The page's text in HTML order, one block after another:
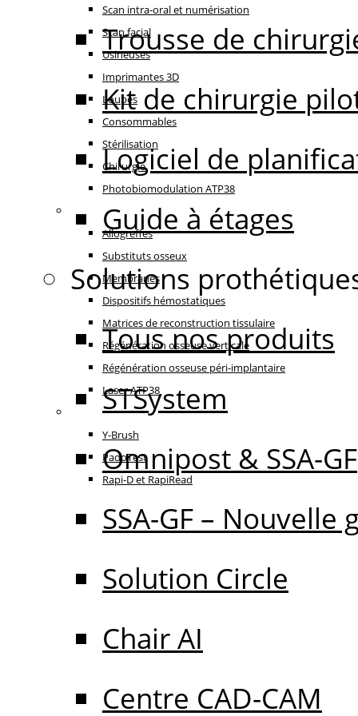
Scan intra-oral et numérisation
Scan facial
Usineuses
Imprimantes 3D
Loupes
Consommables
Stérilisation
Chirurgie
Photobiomodulation ATP38
Régénération
Allogreffes
Substituts osseux
Membranes
Dispositifs hémostatiques
Matrices de reconstruction tissulaire
Régénération osseuse verticale
Régénération osseuse péri-implantaire
Laser ATP38
Oral Care
Y-Brush
PadoTest
Rapi-D et RapiRead
Trousse de
Kit de chirurgie
Logiciel de
Guide à étages
Solutions
Tous nos produits
STSystem
Omnipost & SSA-GF
SSA-GF – Nouvelle
Solution Circle
Chair AI
Centre CAD-CAM